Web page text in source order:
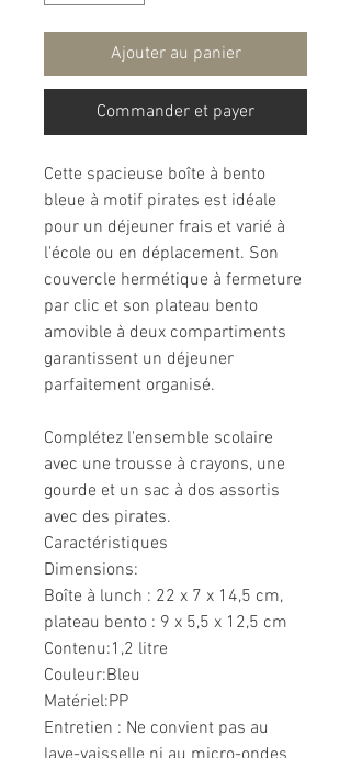
Ajouter au panier
Commander et payer
Cette spacieuse boîte à bento
bleue à motif pirates est idéale
pour un déjeuner frais et varié à
l'école ou en déplacement. Son
couvercle hermétique à fermeture
par clic et son plateau bento
amovible à deux compartiments
garantissent un déjeuner
parfaitement organisé.
Complétez l'ensemble scolaire
avec une trousse à crayons, une
gourde et un sac à dos assortis
avec des pirates.
Caractéristiques
Dimensions:
Boîte à lunch : 22 x 7 x 14,5 cm,
plateau bento : 9 x 5,5 x 12,5 cm
Contenu:1,2 litre
Couleur:Bleu
Matériel:PP
Entretien : Ne convient pas au